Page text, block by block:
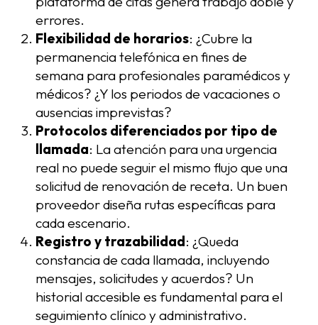
errores.
Flexibilidad de horarios: ¿Cubre la
permanencia telefónica en fines de
semana para profesionales paramédicos y
médicos? ¿Y los periodos de vacaciones o
ausencias imprevistas?
Protocolos diferenciados por tipo de
llamada: La atención para una urgencia
real no puede seguir el mismo flujo que una
solicitud de renovación de receta. Un buen
proveedor diseña rutas específicas para
cada escenario.
Registro y trazabilidad : ¿Queda
constancia de cada llamada, incluyendo
mensajes, solicitudes y acuerdos? Un
historial accesible es fundamental para el
seguimiento clínico y administrativo.